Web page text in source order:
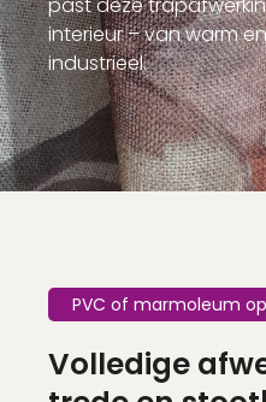
interieur – van warm
industrieel.
PVC of marmoleum
Volledige